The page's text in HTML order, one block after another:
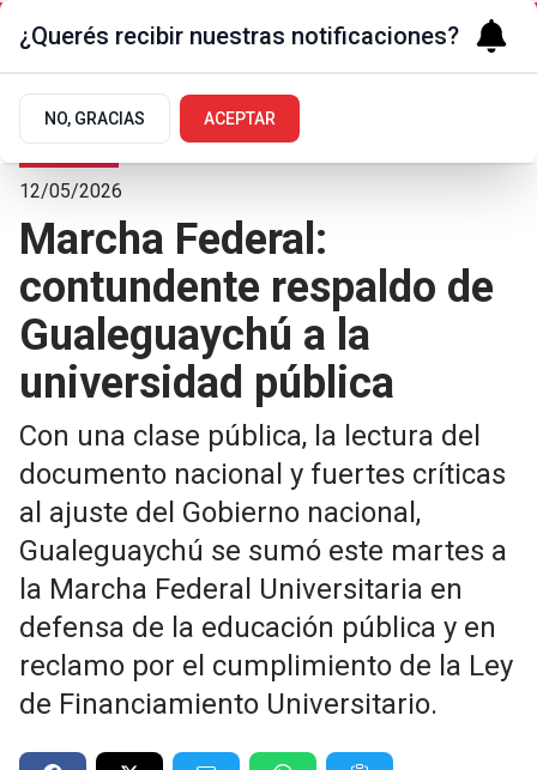
La Ciudad
12/05/2026
Marcha Federal:
contundente respaldo de
Gualeguaychú a la
universidad pública
Con una clase pública, la lectura del
documento nacional y fuertes críticas
al ajuste del Gobierno nacional,
Gualeguaychú se sumó este martes a
la Marcha Federal Universitaria en
defensa de la educación pública y en
reclamo por el cumplimiento de la Ley
de Financiamiento Universitario.
¿Querés recibir nuestras notificaciones?
NO, GRACIAS ACEPTAR